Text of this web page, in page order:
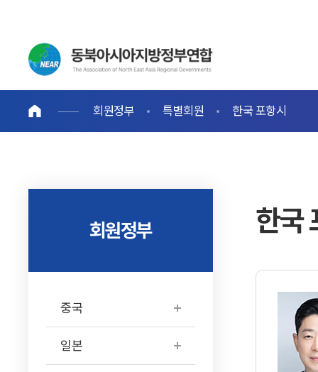
회원정부 특별회원 한국 포항시
회원정부
중국
일본
한국